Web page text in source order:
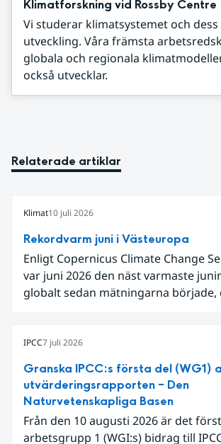
Klimatforskning vid Rossby Centre
Vi studerar klimatsystemet och
utveckling. Våra främsta
globala och regionala
också utvecklar.
Relaterade artiklar
Klimat10 juli 2026
Rekordvarm juni i Västeuropa
Enligt Copernicus Climate Change
var juni 2026 den näst varmaste
globalt sedan mätningarna började,
begränsar oss till Västeuropa var det
varmaste juni. Detta betingades till
extrem hetta i slutet av månaden.
ytvattentemperaturer var den högsta
uppmätts för en juni månad, vilket
en framväxande El Niño i Stilla havet.
IPCC7 juli 2026
Granska IPCC:s första del (WG1)
utvärderingsrapporten – Den
Naturvetenskapliga Basen
Från den 10 augusti 2026 är det
arbetsgrupp 1 (WGI:s) bidrag till